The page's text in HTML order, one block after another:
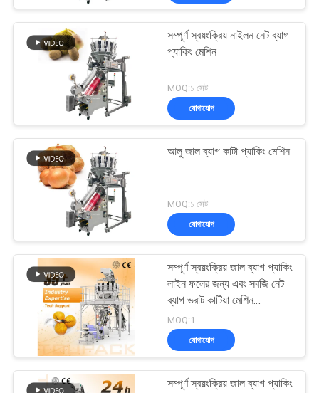
সম্পূর্ণ স্বয়ংক্রিয় নাইলন নেট ব্যাগ
প্যাকিং মেশিন
MOQ:১ সেট
যোগাযোগ
আলু জাল ব্যাগ কাটা প্যাকিং মেশিন
MOQ:১ সেট
যোগাযোগ
সম্পূর্ণ স্বয়ংক্রিয় জাল ব্যাগ প্যাকিং
লাইন ফলের জন্য এবং সবজি নেট
ব্যাগ ভরাট কাটিয়া মেশিন
Mtulihead ওজন সঙ্গে
MOQ:1
যোগাযোগ
সম্পূর্ণ স্বয়ংক্রিয় জাল ব্যাগ প্যাকিং